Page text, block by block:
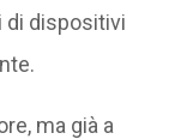
di dispositivi
ma già a